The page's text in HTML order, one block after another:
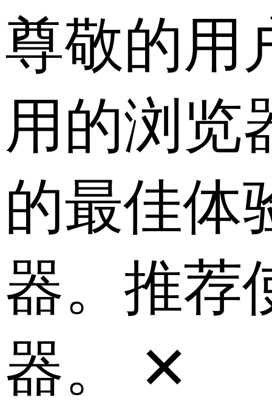
尊敬的用
用的浏览
的最佳体
器。推荐
器。
✕